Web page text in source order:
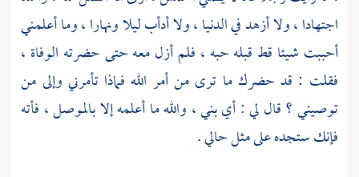
اجتهادا ، ولا أزهد في الدنيا ، ولا أدأب ليلا ونهارا ، وما أعلمني
أحببت شيئا قط قبله حبه ، فلم أزل معه حتى حضرته الوفاة ،
فقلت : قد حضرك ما ترى من أمر الله فماذا تأمرني وإلى من
توصيني ؟ قال لي : أي بني ، والله ما أعلمه إلابالموصل ، فأته
فإنك ستجده على مثل حالي .